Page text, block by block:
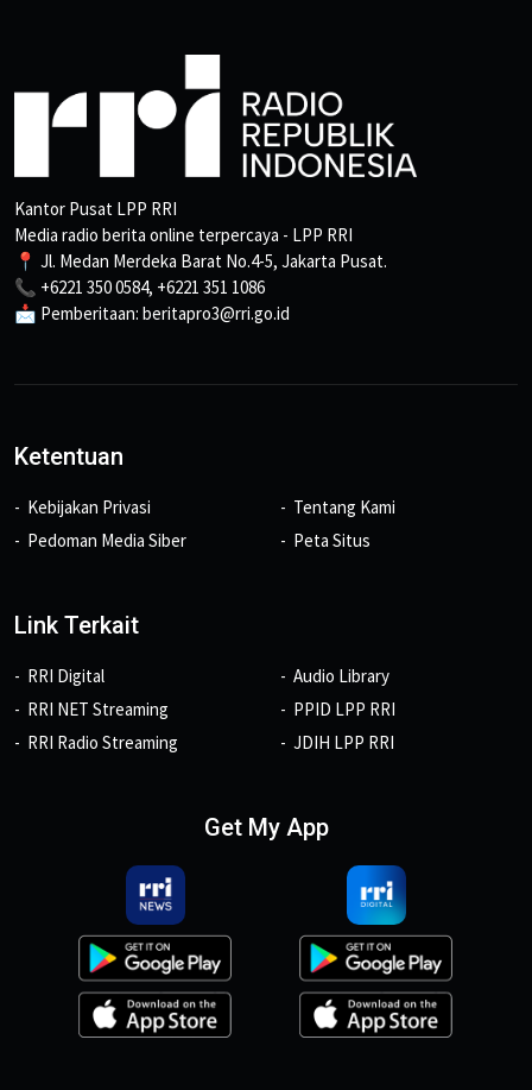
Kantor Pusat LPP RRI
Media radio berita online terpercaya - LPP RRI
📍 Jl. Medan Merdeka Barat No.4-5, Jakarta Pusat.
📞 +6221 350 0584, +6221 351 1086
📩 Pemberitaan: beritapro3@rri.go.id
Ketentuan
Kebijakan Privasi
Pedoman Media Siber
Tentang Kami
Peta Situs
Link Terkait
RRI Digital
RRI NET Streaming
RRI Radio Streaming
Audio Library
PPID LPP RRI
JDIH LPP RRI
Get My App